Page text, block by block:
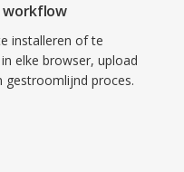
workflow
installeren of te
elke browser, upload
gestroomlijnd proces.